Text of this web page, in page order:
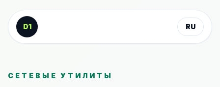
К содержанию
D1
RU
СЕТЕВЫЕ УТИЛИТЫ